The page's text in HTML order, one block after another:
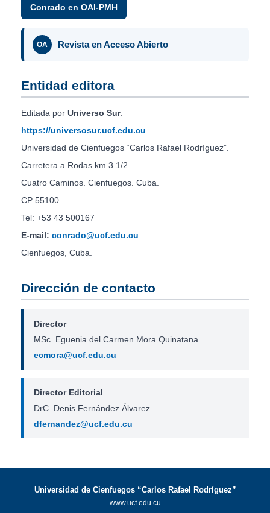
Conrado en OAI-PMH
OA Revista en Acceso Abierto
Entidad editora
Editada por Universo Sur.
https://universosur.ucf.edu.cu
Universidad de Cienfuegos “Carlos Rafael Rodríguez”.
Carretera a Rodas km 3 1/2.
Cuatro Caminos. Cienfuegos. Cuba.
CP 55100
Tel: +53 43 500167
E-mail: conrado@ucf.edu.cu
Cienfuegos, Cuba.
Dirección de contacto
Director
MSc. Eguenia del Carmen Mora Quinatana
ecmora@ucf.edu.cu
Director Editorial
DrC. Denis Fernández Álvarez
dfernandez@ucf.edu.cu
Universidad de Cienfuegos “Carlos Rafael Rodríguez”
www.ucf.edu.cu